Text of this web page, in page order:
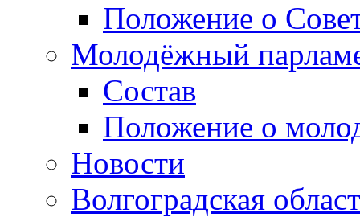
Положение о
Молодёжный
Состав
Положение о
Новости
Волгоградская